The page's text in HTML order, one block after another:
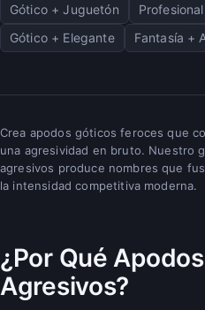
Gótico + Juguetón
Gótico + Elegante
Fantasía +
Crea apodos góticos feroces que
una agresividad en bruto. Nuestro
agresivos produce nombres que
la intensidad competitiva moderna.
¿Por Qué
Agresivos?